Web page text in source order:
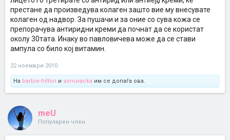
престане да произведува колаген зашто вие му внесувате
колаген од надвор. За пушачи и за оние со сува кожа се
препорачува антиридни креми да почнат да се користат
околу 30тата. Инаку во павловичева може да се стави
ампула со било кој витамин.
22 ноември 2010
На barbie-hilton и sonuvacka им се допаѓа ова.
meU
Популарен член